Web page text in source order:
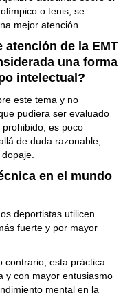
o tenis, se
mejor atención.
atención de la EMT
una forma
intelectual?
este tema y no
pudiera ser evaluado
es poco
de duda razonable,
en el mundo
deportistas utilicen
fuerte y por mayor
contrario, esta práctica
y con mayor entusiasmo
mental en la